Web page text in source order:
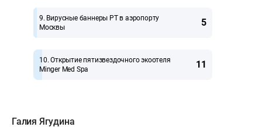
9. Вирусные баннеры РТ в аэропорту
Москвы
5
10. Открытие пятизвездочного экоотеля
Minger Med Spa
11
Галия Ягудина